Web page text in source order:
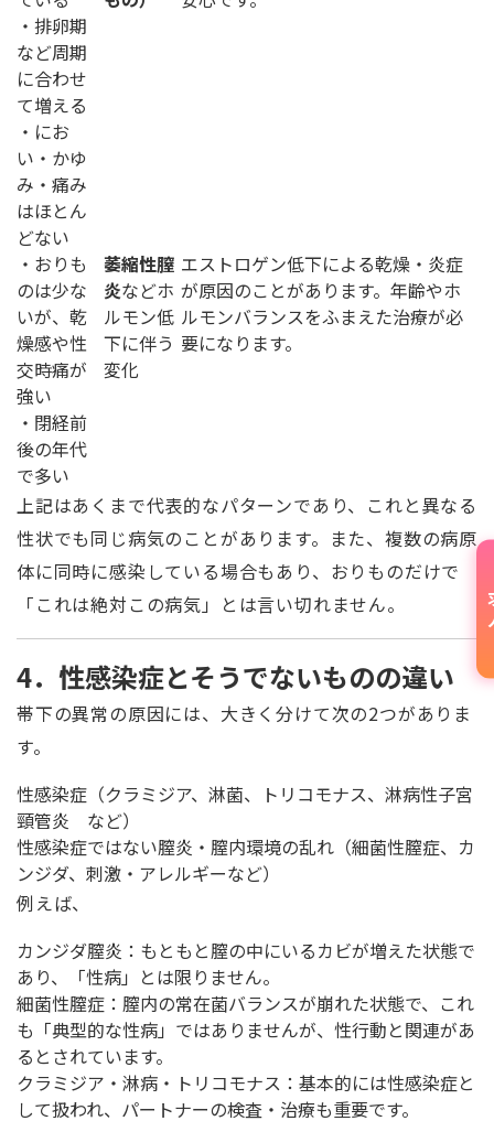
・排卵期
など周期
に合わせ
て増える
・にお
い・かゆ
み・痛み
はほとん
どない
・おりも
のは少な
いが、乾
燥感や性
交時痛が
強い
・閉経前
後の年代
で多い
萎縮性膣
炎などホ
ルモン低
下に伴う
変化
エストロゲン低下による乾燥・炎症
が原因のことがあります。年齢やホ
ルモンバランスをふまえた治療が必
要になります。
上記はあくまで代表的なパターンであり、これと異なる
性状でも同じ病気のことがあります。また、複数の病原
体に同時に感染している場合もあり、おりものだけで
「これは絶対この病気」とは言い切れません。
4．性感染症とそうでないものの違い
帯下の異常の原因には、大きく分けて次の2つがありま
す。
性感染症（クラミジア、淋菌、トリコモナス、淋病性子宮
頸管炎 など）
性感染症ではない膣炎・膣内環境の乱れ（細菌性膣症、カ
ンジダ、刺激・アレルギーなど）
例えば、
カンジダ膣炎：もともと膣の中にいるカビが増えた状態で
あり、「性病」とは限りません。
細菌性膣症：膣内の常在菌バランスが崩れた状態で、これ
も「典型的な性病」ではありませんが、性行動と関連があ
るとされています。
クラミジア・淋病・トリコモナス：基本的には性感染症と
して扱われ、パートナーの検査・治療も重要です。